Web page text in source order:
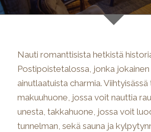
Nauti romanttisista hetkistä
Postipoistetalossa, jonka
ainutlaatuista charmia.
makuuhuone, jossa voit nauttia
unesta, takkahuone, jossa voit
tunnelman, sekä sauna ja